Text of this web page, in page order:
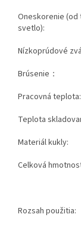
Oneskorenie (od
svetlo):
Nízkoprúdové
Brúsenie：
Pracovná teplota:
Teplota
Materiál kukly:
Celková
Rozsah použitia: